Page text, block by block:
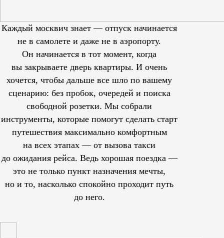
Каждый москвич знает — отпуск начинается
не в самолете и даже не в аэропорту.
Он начинается в тот момент, когда
вы закрываете дверь квартиры. И очень
хочется, чтобы дальше все шло по вашему
сценарию: без пробок, очередей и поиска
свободной розетки. Мы собрали
инструменты, которые помогут сделать старт
путешествия максимально комфортным
на всех этапах — от вызова такси
до ожидания рейса. Ведь хорошая поездка —
это не только пункт назначения мечты,
но и то, насколько спокойно проходит путь
до него.